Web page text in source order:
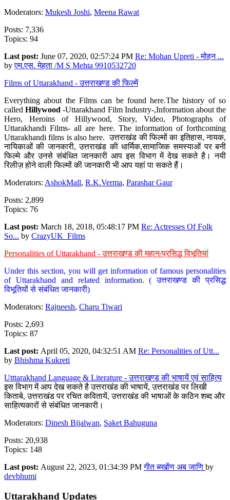
Moderators: Mukesh Joshi, Meena Rawat
Posts: 7,336
Topics: 94
Last post: June 07, 2020, 02:57:24 PM Re: Mohan Upreti - मोहन ...
byएम.एस. मेहता /M S Mehta 9910532720
Films of Uttarakhand - उत्तराखण्ड की फिल्में
Everything about the Films can be found here.The history of so
calledHillywood-Uttarakhand Film Industry-,Information about the
Hero, Heroins of Hillywood, Story, Video, Photographs of
Uttarakhandi Films- all are here. The information of forthcoming
Uttarakhandi films is also here. उत्तराखंड की फिल्मों का इतिहास, नायक,
नायिकाओं की जानकारी, उत्तराखंड की धार्मिक,सामाजिक समस्याओं पर बनी
फिल्मे और उनसे संबंधित जानकारी आप इस विभाग में देख सकते है। नयी
रिलीज़ होने वाली फिल्मों की जानकारी भी आप यहां पा सकते हैं।
Moderators: AshokMall, R.K.Verma, Parashar Gaur
Posts: 2,899
Topics: 76
Last post: March 18, 2018, 05:48:17 PM Re: Actresses Of Folk
So... by CrazyUK_Films
Personalities of Uttarakhand - उत्तराखण्ड की महान/प्रसिद्ध विभूतियां
Under this section, you will get information of famous personalities
of Uttarakhand and related information. ( उत्तराखण्ड की प्रसिद्ध
विभूतियों से संबंधित जानकारी)
Moderators: Rajneesh, Charu Tiwari
Posts: 2,693
Topics: 87
Last post: April 05, 2020, 04:32:51 AM Re: Personalities of Utt...
by Bhishma Kukreti
Utttarakhand Language & Literature - उत्तराखण्ड की भाषायें एवं साहित्य
इस विभाग में आप देख सकते है उत्तराखंड की भाषायें, उत्तराखंड पर लिखी
किताबे, उत्तराखंड पर रचित कवितायें, उत्तराखंड की भाषाओं के कठिन शब्द और
साहित्यकारों से संबंधित जानकारी।
Moderators: Dinesh Bijalwan, Saket Bahuguna
Posts: 20,938
Topics: 148
Last post: August 22, 2023, 01:34:39 PMगीत ब्य्खोंण अब जाणि by
devbhumi
Uttarakhand Updates